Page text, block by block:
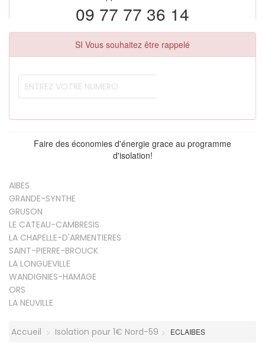
09 77 77 36 14
SI Vous souhaitez être rappelé
Faire des économies d'énergie grace au programme
d'isolation!
AIBES
GRANDE-SYNTHE
GRUSON
LE CATEAU-CAMBRESIS
LA CHAPELLE-D'ARMENTIERES
SAINT-PIERRE-BROUCK
LA LONGUEVILLE
WANDIGNIES-HAMAGE
ORS
LA NEUVILLE
Accueil Isolation pour 1€ Nord-59 ECLAIBES